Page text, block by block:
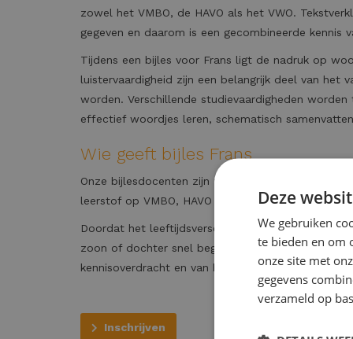
zowel het VMBO, de HAVO als het VWO.
gegeven en daarom is een gecombineerde kennis
Tijdens een bijles voor Frans ligt de nadruk op
luistervaardigheid zijn een belangrijk deel van het
worden. Verschillende studievaardigheden
effectief woordjes leren, schematisch
Wie geeft bijles Frans
Onze bijlesdocenten zijn zowel Bachelor als
leerstof op VMBO, HAVO en VWO niveau.
Doordat het leeftijdsverschil niet groot is tussen
zoon of dochter snel begrepen. Hierdoor
kennisoverdracht en van het resultaat van de bijles
Inschrijven
Deze
We gebruiken
te bieden en om
onze site met
gegevens
verzameld op